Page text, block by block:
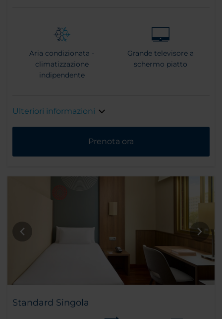
Aria condizionata -
climatizzazione
indipendente
Grande televisore a
schermo piatto
Ulteriori informazioni
Prenota ora
Standard Singola